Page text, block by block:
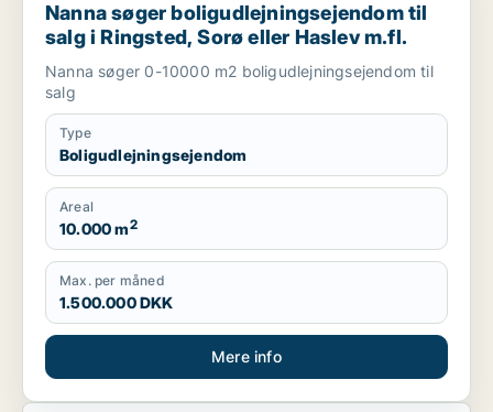
Nanna søger boligudlejningsejendom til
salg i Ringsted, Sorø eller Haslev m.fl.
Nanna søger 0-10000 m2 boligudlejningsejendom til
salg
Type
Boligudlejningsejendom
Areal
10.000 m2
Max. per måned
1.500.000 DKK
Mere info